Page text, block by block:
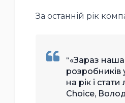
За останній рік
«Зараз наша
на рік і
Choice,